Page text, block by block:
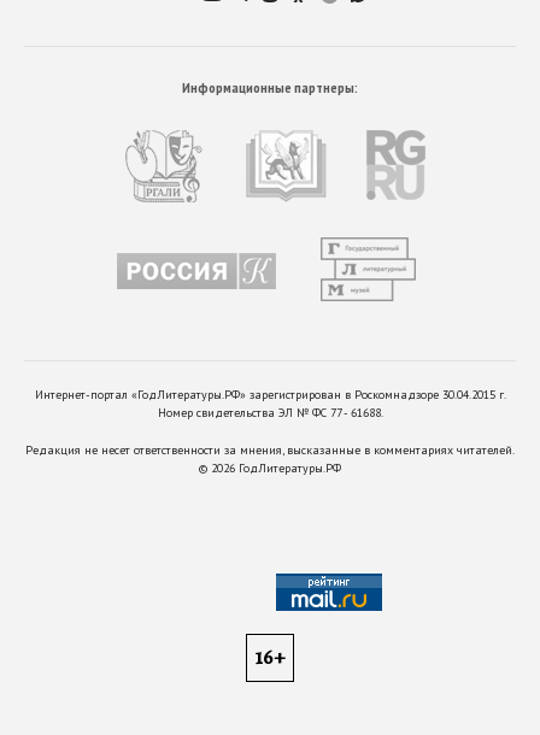
Информационные партнеры:
Интернет-портал «ГодЛитературы.РФ» зарегистрирован в Роскомнадзоре 30.04.2015 г.
Номер свидетельства ЭЛ № ФС 77 - 61688.
Редакция не несет ответственности за мнения, высказанные в комментариях читателей.
© 2026 ГодЛитературы.РФ
16+